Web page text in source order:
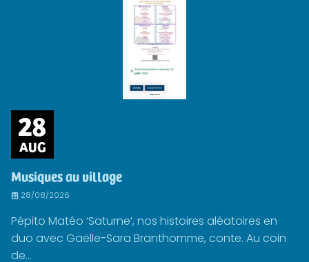
28
AUG
Musiques au village
28/08/2026
Pépito Matéo ‘Saturne’, nos histoires aléatoires en
duo avec Gaëlle-Sara Branthomme, conte. Au coin
de...